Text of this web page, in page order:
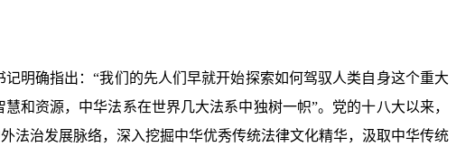
明确指出：“我们的先人们早就开始探索如何驾驭人类自身这个重大
和资源，中华法系在世界几大法系中独树一帜”。党的十八大以来，
法治发展脉络，深入挖掘中华优秀传统法律文化精华，汲取中华传统